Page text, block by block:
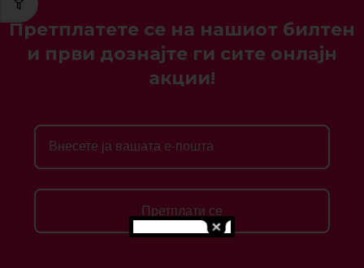
Претплатете се на нашиот билтен
и први дознајте ги сите онлајн
акции!
Претплати се